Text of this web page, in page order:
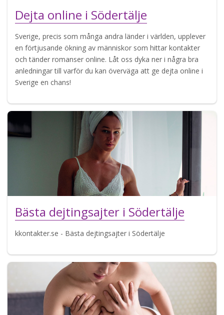
Dejta online i Södertälje
Sverige, precis som många andra länder i världen, upplever
en förtjusande ökning av människor som hittar kontakter
och tänder romanser online. Låt oss dyka ner i några bra
anledningar till varför du kan överväga att ge dejta online i
Sverige en chans!
Bästa dejtingsajter i Södertälje
kkontakter.se - Bästa dejtingsajter i Södertälje